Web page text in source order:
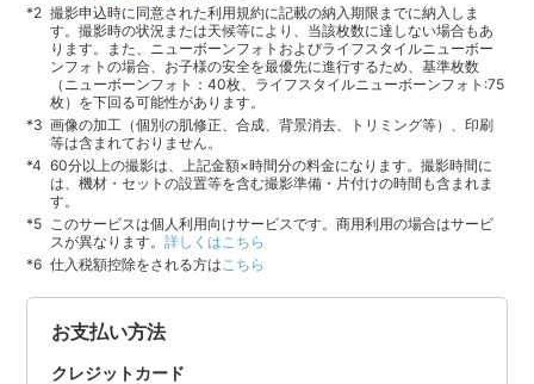
撮影申込時に同意された利用規約に記載の納入期限までに納入しま
す。撮影時の状況または天候等により、当該枚数に達しない場合もあ
ります。また、ニューボーンフォトおよびライフスタイルニューボー
ンフォトの場合、お子様の安全を最優先に進行するため、基準枚数
（ニューボーンフォト：40枚、ライフスタイルニューボーンフォト:75
枚）を下回る可能性があります。
画像の加工（個別の肌修正、合成、背景消去、トリミング等）、印刷
等は含まれておりません。
60分以上の撮影は、上記金額×時間分の料金になります。撮影時間に
は、機材・セットの設置等を含む撮影準備・片付けの時間も含まれま
す。
このサービスは個人利用向けサービスです。商用利用の場合はサービ
スが異なります。詳しくはこちら
仕入税額控除をされる方は こちら
お支払い方法
クレジットカード